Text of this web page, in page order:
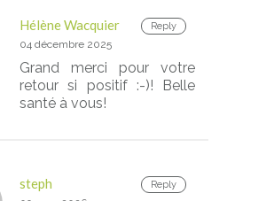
Reply
Hélène Wacquier
04 décembre 2025
Grand merci pour votre
retour si positif :-)! Belle
santé à vous!
Reply
steph